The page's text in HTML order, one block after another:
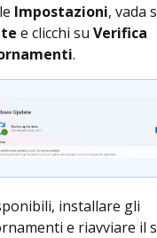
Impostazioni, vada
e clicchi su Verifica
.
installare gli
e riavviare il